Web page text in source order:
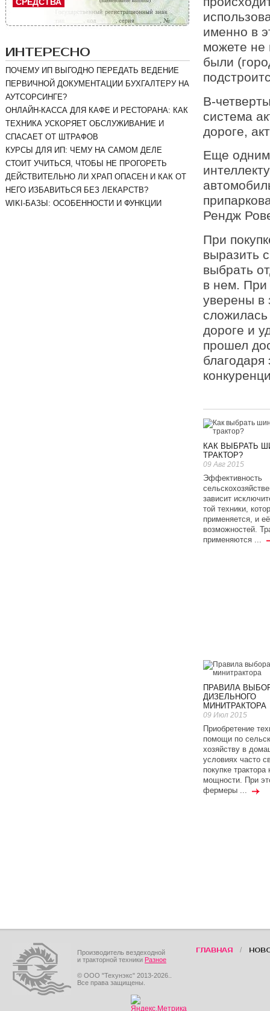
именно в
можете не
были
В-
система
дороге,
Еще одним
Рендж
При
выразить
выбрать
в нем.
уверены в
дороге и
прошел
благодаря
КАК ВЫБРАТЬ
ТРАКТОР?
09 Авг 2015
Эффективность
зависит
той техники,
применяется, и её
возможностей.
применяются ...
ПРАВИЛА
ДИЗЕЛЬНОГО
МИНИТРАКТОРА
09 Июл 2015
Приобретение
помощи по
хозяйству в
условиях часто
покупке
мощности. При
фермеры ...
ИНТЕРЕСНО
ПОЧЕМУ ИП ВЫГОДНО ПЕРЕДАТЬ ВЕДЕНИЕ
ПЕРВИЧНОЙ ДОКУМЕНТАЦИИ БУХГАЛТЕРУ НА
АУТСОРСИНГЕ?
ОНЛАЙН-КАССА ДЛЯ КАФЕ И РЕСТОРАНА: КАК
ТЕХНИКА УСКОРЯЕТ ОБСЛУЖИВАНИЕ И
СПАСАЕТ ОТ ШТРАФОВ
КУРСЫ ДЛЯ ИП: ЧЕМУ НА САМОМ ДЕЛЕ
СТОИТ УЧИТЬСЯ, ЧТОБЫ НЕ ПРОГОРЕТЬ
ДЕЙСТВИТЕЛЬНО ЛИ ХРАП ОПАСЕН И КАК ОТ
НЕГО ИЗБАВИТЬСЯ БЕЗ ЛЕКАРСТВ?
WIKI-БАЗЫ: ОСОБЕННОСТИ И ФУНКЦИИ
Производитель вездеходной
и тракторной техники Разное
© ООО "Техунэкс" 2013-2026..
Все права защищены.
ГЛАВНАЯ /